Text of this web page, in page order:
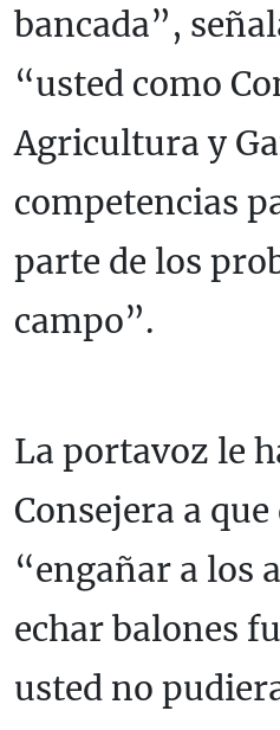
bancada”,
“usted como
Agricultura y
competencias
parte de los
campo”.
La portavoz le
Consejera a que
“engañar a los
echar balones
usted no